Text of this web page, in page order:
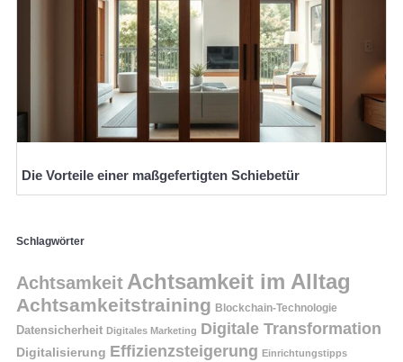
Die Vorteile einer maßgefertigten Schiebetür
Schlagwörter
Achtsamkeit Achtsamkeit im Alltag
Achtsamkeitstraining Blockchain-Technologie
Datensicherheit Digitales Marketing Digitale Transformation
Digitalisierung Effizienzsteigerung Einrichtungstipps